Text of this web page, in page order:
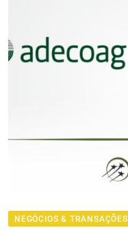
NEGÓCIOS & TRANSAÇÕES